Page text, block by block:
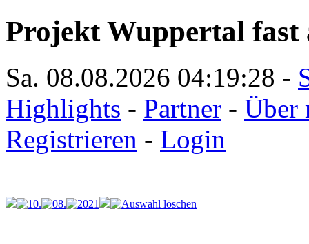
Projekt Wuppertal fast
Sa. 08.08.2026 04:19:28 -
Highlights - Partner - Über
Registrieren - Login